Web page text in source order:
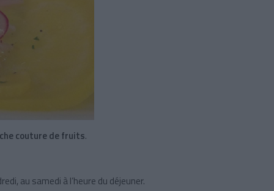
couture de fruits.
au samedi à l’heure du déjeuner.